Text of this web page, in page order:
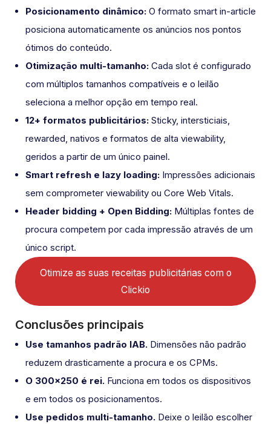
Posicionamento dinâmico: O formato smart in-article
posiciona automaticamente os anúncios nos pontos
ótimos do conteúdo.
Otimização multi-tamanho: Cada slot é configurado
com múltiplos tamanhos compatíveis e o leilão
seleciona a melhor opção em tempo real.
12+ formatos publicitários: Sticky, intersticiais,
rewarded, nativos e formatos de alta viewability,
geridos a partir de um único painel.
Smart refresh e lazy loading: Impressões adicionais
sem comprometer viewability ou Core Web Vitals.
Header bidding + Open Bidding: Múltiplas fontes de
procura competem por cada impressão através de um
único script.
Otimize as suas receitas publicitárias com o
Clickio
Conclusões principais
Use tamanhos padrão IAB. Dimensões não padrão
reduzem drasticamente a procura e os CPMs.
O 300×250 é rei. Funciona em todos os dispositivos
e em todos os posicionamentos.
Use pedidos multi-tamanho. Deixe o leilão escolher